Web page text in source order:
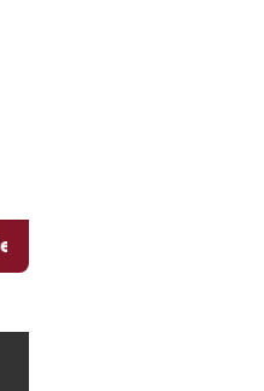
Air